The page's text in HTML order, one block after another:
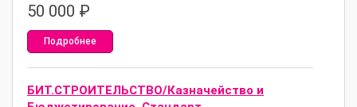
50 000 ₽
Подробнее
БИТ.СТРОИТЕЛЬСТВО/Казначейство и